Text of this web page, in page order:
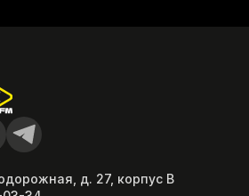
д. 27, корпус B